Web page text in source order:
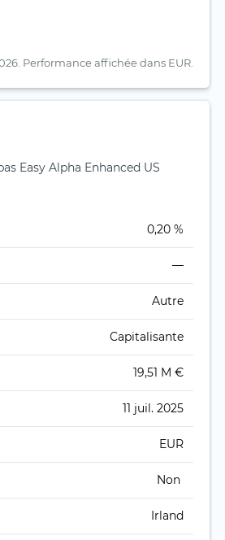
Performance affichée dans EUR.
Easy Alpha Enhanced US
0,20 %
—
Autre
Capitalisante
19,51 M €
11 juil. 2025
EUR
Non
Irland